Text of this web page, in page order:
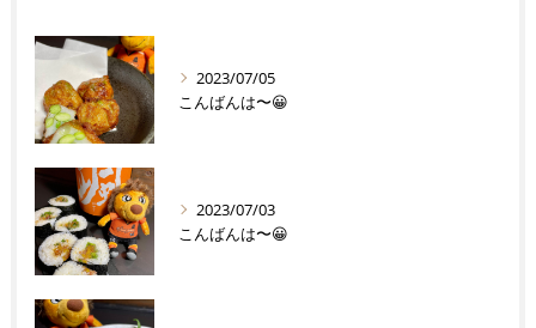
2023/07/05
こんばんは〜😀
2023/07/03
こんばんは〜😀